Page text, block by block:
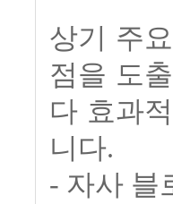
상기 주
점을 도
다 효과
니다.
- 자사 블